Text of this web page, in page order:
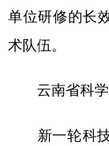
单位研修的长
术队伍。
云南省科
新一轮科技